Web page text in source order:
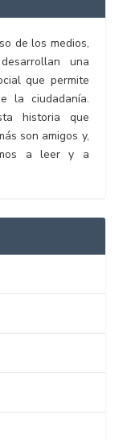
de los medios,
una
que permite
la ciudadanía.
historia que
son amigos y,
a leer y a